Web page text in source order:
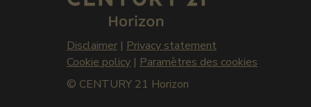
Disclaimer | Privacy statement
Cookie policy | Paramètres des cookies
© CENTURY 21 Horizon